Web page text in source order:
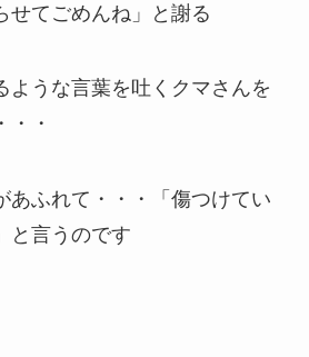
せてごめんね」と謝る
ような言葉を吐くクマさんを
・・
あふれて・・・「傷つけてい
と言うのです